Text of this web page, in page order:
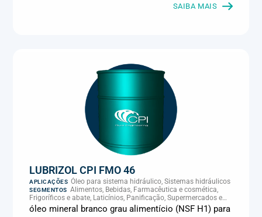
SAIBA MAIS
LUBRIZOL CPI FMO 46
APLICAÇÕES Óleo para sistema hidráulico, Sistemas hidráulicos
SEGMENTOS Alimentos, Bebidas, Farmacêutica e cosmética,
Frigoríficos e abate, Laticínios, Panificação, Supermercados e
refrigeração comercial
óleo mineral branco grau alimentício (NSF H1) para